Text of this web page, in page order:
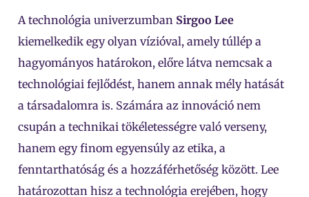
A technológia univerzumban Sirgoo Lee
kiemelkedik egy olyan vízióval, amely túllép a
hagyományos határokon, előre látva nemcsak a
technológiai fejlődést, hanem annak mély hatását
a társadalomra is. Számára az innováció nem
csupán a technikai tökéletességre való verseny,
hanem egy finom egyensúly az etika, a
fenntarthatóság és a hozzáférhetőség között. Lee
határozottan hisz a technológia erejében, hogy